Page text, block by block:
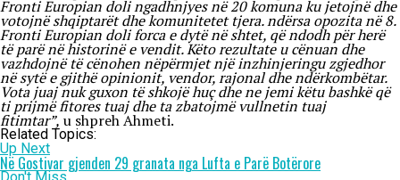
Fronti Europian doli ngadhnjyes në 20 komuna ku jetojnë dhe
votojnë shqiptarët dhe komunitetet tjera. ndërsa opozita në 8.
Fronti Europian doli forca e dytë në shtet, që ndodh për herë
të parë në historinë e vendit. Këto rezultate u cënuan dhe
vazhdojnë të cënohen nëpërmjet një inzhinjeringu zgjedhor
në sytë e gjithë opinionit, vendor, rajonal dhe ndërkombëtar.
Vota juaj nuk guxon të shkojë huç dhe ne jemi këtu bashkë që
ti prijmë fitores tuaj dhe ta zbatojmë vullnetin tuaj
fitimtar”, u shpreh Ahmeti.
Related Topics:
Up Next
Në Gostivar gjenden 29 granata nga Lufta e Parë Botërore